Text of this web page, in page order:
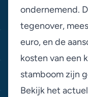
ondernemend.
tegenover,
euro, en de
kosten van een
stamboom zijn
Bekijk het